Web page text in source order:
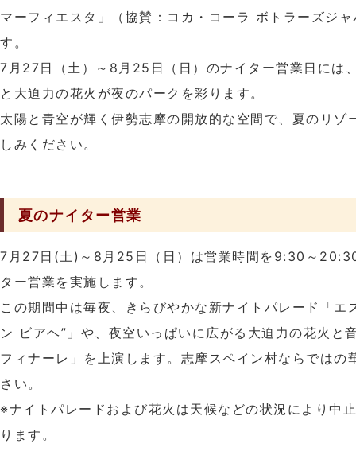
マーフィエスタ」（協賛：コカ・コーラ ボトラーズジ
す。
7月27日（土）～8月25日（日）のナイター営業日には
と大迫力の花火が夜のパークを彩ります。
太陽と青空が輝く伊勢志摩の開放的な空間で、夏のリゾ
しみください。
夏のナイター営業
7月27日(土)～8月25日（日）は営業時間を9:30～
ター営業を実施します。
この期間中は毎夜、きらびやかな新ナイトパレード「エ
ン ビアヘ”」や、夜空いっぱいに広がる大迫力の花火と
フィナーレ」を上演します。志摩スペイン村ならではの
さい。
※ナイトパレードおよび花火は天候などの状況により中
ります。